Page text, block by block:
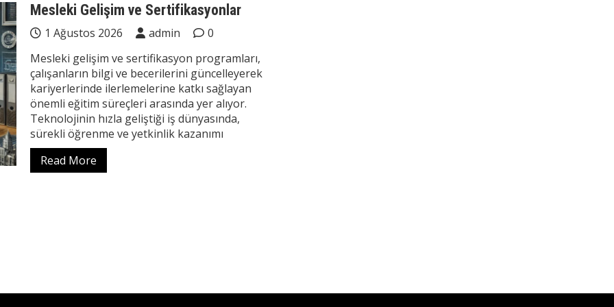
Mesleki Gelişim ve Sertifikasyonlar
1 Ağustos 2026 admin
0
Mesleki gelişim ve sertifikasyon programları,
çalışanların bilgi ve becerilerini güncelleyerek
kariyerlerinde ilerlemelerine katkı sağlayan
önemli eğitim süreçleri arasında yer alıyor.
Teknolojinin hızla geliştiği iş dünyasında,
sürekli öğrenme ve yetkinlik kazanımı
Read More